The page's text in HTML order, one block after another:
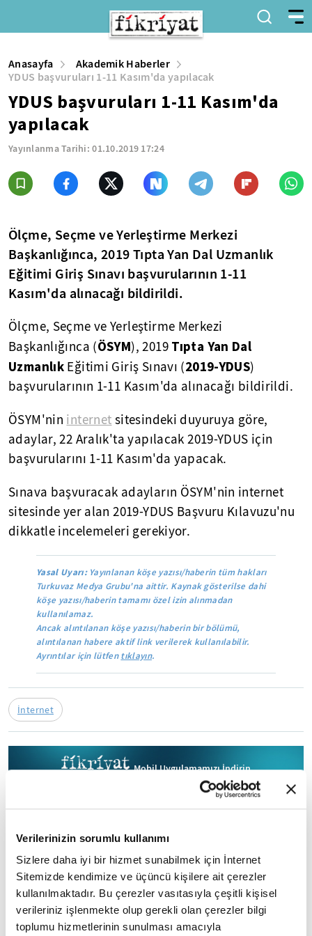
Verilerinizin sorumlu kullanımı
Sizlere daha iyi bir hizmet sunabilmek için İnternet
Sitemizde kendimize ve üçüncü kişilere ait çerezler
kullanılmaktadır. Bu çerezler vasıtasıyla çeşitli kişisel
verileriniz işlenmekte olup gerekli olan çerezler bilgi
toplumu hizmetlerinin sunulması amacıyla
Anasayfa
Akademik Haberler
YDUS başvuruları 1-11 Kasım'da yapılacak
YDUS başvuruları 1-11 Kasım'da
yapılacak
Yayınlanma Tarihi:01.10.2019 17:24
Ölçme, Seçme ve Yerleştirme Merkezi
Başkanlığınca, 2019 Tıpta Yan Dal Uzmanlık
Eğitimi Giriş Sınavı başvurularının 1-11
Kasım'da alınacağı bildirildi.
Ölçme, Seçme ve Yerleştirme Merkezi
Başkanlığınca (ÖSYM), 2019 Tıpta Yan Dal
Uzmanlık Eğitimi Giriş Sınavı (2019-YDUS)
başvurularının 1-11 Kasım'da alınacağı bildirildi.
ÖSYM'nin internet sitesindeki duyuruya göre,
adaylar, 22 Aralık'ta yapılacak 2019-YDUS için
başvurularını 1-11 Kasım'da yapacak.
Sınava başvuracak adayların ÖSYM'nin internet
sitesinde yer alan 2019-YDUS Başvuru Kılavuzu'nu
dikkatle incelemeleri gerekiyor.
Yasal Uyarı:Yayınlanan köşe yazısı/haberin tüm hakları
Turkuvaz Medya Grubu'na aittir. Kaynak gösterilse dahi
köşe yazısı/haberin tamamı özel izin alınmadan
kullanılamaz.
Ancak alıntılanan köşe yazısı/haberin bir bölümü,
alıntılanan habere aktif link verilerek kullanılabilir.
Ayrıntılar için lütfentıklayın.
İnternet
Mobil Uygulamamızı İndirin
İLGİNİZİ ÇEKEBİLECEK DİĞER MAKALELER